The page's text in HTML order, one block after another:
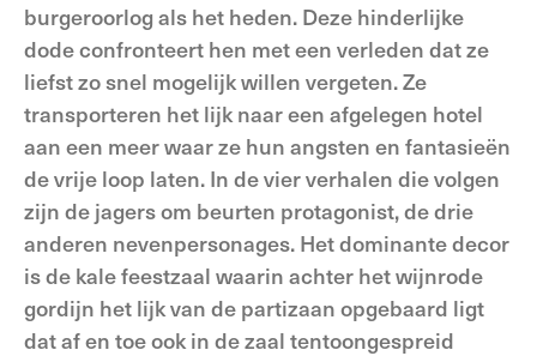
burgeroorlog als het heden. Deze hinderlijke
dode confronteert hen met een verleden dat ze
liefst zo snel mogelijk willen vergeten. Ze
transporteren het lijk naar een afgelegen hotel
aan een meer waar ze hun angsten en fantasieën
de vrije loop laten. In de vier verhalen die volgen
zijn de jagers om beurten protagonist, de drie
anderen nevenpersonages. Het dominante decor
is de kale feestzaal waarin achter het wijnrode
gordijn het lijk van de partizaan opgebaard ligt
dat af en toe ook in de zaal tentoongespreid